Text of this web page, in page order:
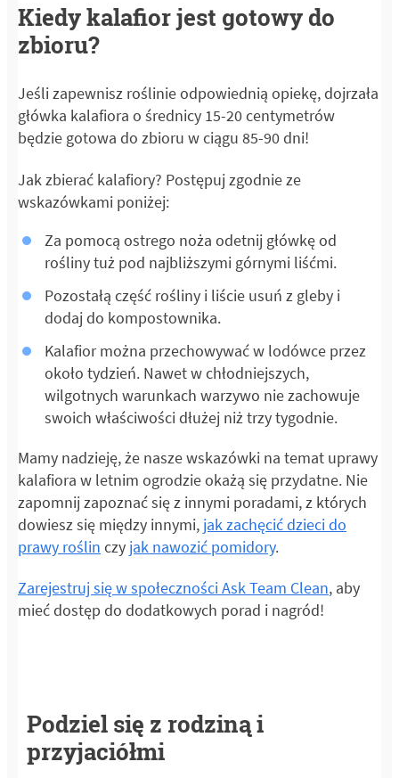
Kiedy kalafior jest gotowy do
zbioru?
Jeśli zapewnisz roślinie odpowiednią opiekę, dojrzała
główka kalafiora o średnicy 15-20 centymetrów
będzie gotowa do zbioru w ciągu 85-90 dni!
Jak zbierać kalafiory? Postępuj zgodnie ze
wskazówkami poniżej:
Za pomocą ostrego noża odetnij główkę od
rośliny tuż pod najbliższymi górnymi liśćmi.
Pozostałą część rośliny i liście usuń z gleby i
dodaj do kompostownika.
Kalafior można przechowywać w lodówce przez
około tydzień. Nawet w chłodniejszych,
wilgotnych warunkach warzywo nie zachowuje
swoich właściwości dłużej niż trzy tygodnie.
Mamy nadzieję, że nasze wskazówki na temat uprawy
kalafiora w letnim ogrodzie okażą się przydatne. Nie
zapomnij zapoznać się z innymi poradami, z których
dowiesz się między innymi, jak zachęcić dzieci do
prawy roślin czy jak nawozić pomidory.
Zarejestruj się w społeczności Ask Team Clean, aby
mieć dostęp do dodatkowych porad i nagród!
Podziel się z rodziną i
przyjaciółmi